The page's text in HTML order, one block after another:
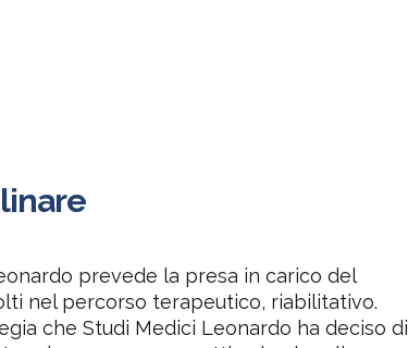
prevede la presa in carico del
nel percorso terapeutico, riabilitativo.
che Studi Medici Leonardo ha deciso di